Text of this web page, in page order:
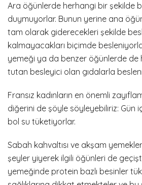
Ara öğünlerde herhangi bir şekilde
duymuyorlar. Bunun yerine ana
tam olarak giderecekleri şekilde
kalmayacakları biçimde
yemeği ya da benzer öğünlerde de
tutan besleyici olan gıdalarla
Fransız kadınların en önemli
diğerini de şöyle söyleyebiliriz: Gün
bol su tüketiyorlar.
Sabah kahvaltısı ve akşam
şeyler yiyerek ilgili öğünleri de
yemeğinde protein bazlı besinler